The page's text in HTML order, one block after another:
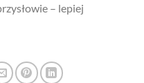
– lepiej